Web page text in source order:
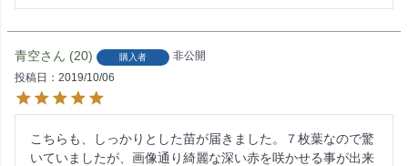
青空 20 購入者
非公開
投稿日
2019/10/06
こちらも、しっかりとした苗が届きました。７枚葉なので驚
いていましたが、画像通り綺麗な深い赤を咲かせる事が出来